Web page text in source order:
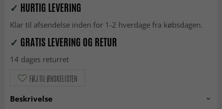
✓ HURTIG LEVERING
Klar til afsendelse inden for 1-2 hverdage fra købsdagen.
✓ GRATIS LEVERING OG RETUR
14 dages returret
FØJ TIL ØNSKELISTEN
Beskrivelse